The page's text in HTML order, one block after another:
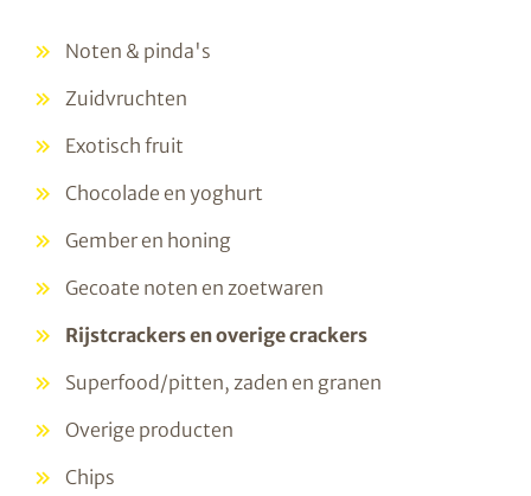
Noten & pinda's
Zuidvruchten
Exotisch fruit
Chocolade en yoghurt
Gember en honing
Gecoate noten en zoetwaren
Rijstcrackers en overige crackers
Superfood/pitten, zaden en granen
Overige producten
Chips